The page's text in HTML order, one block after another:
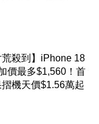
荒殺到】iPhone 18
價最多$1,560！首
機天價$1.56萬起